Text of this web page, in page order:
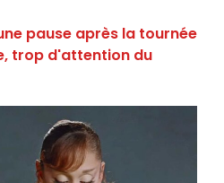
pause après la tournée
trop d'attention du